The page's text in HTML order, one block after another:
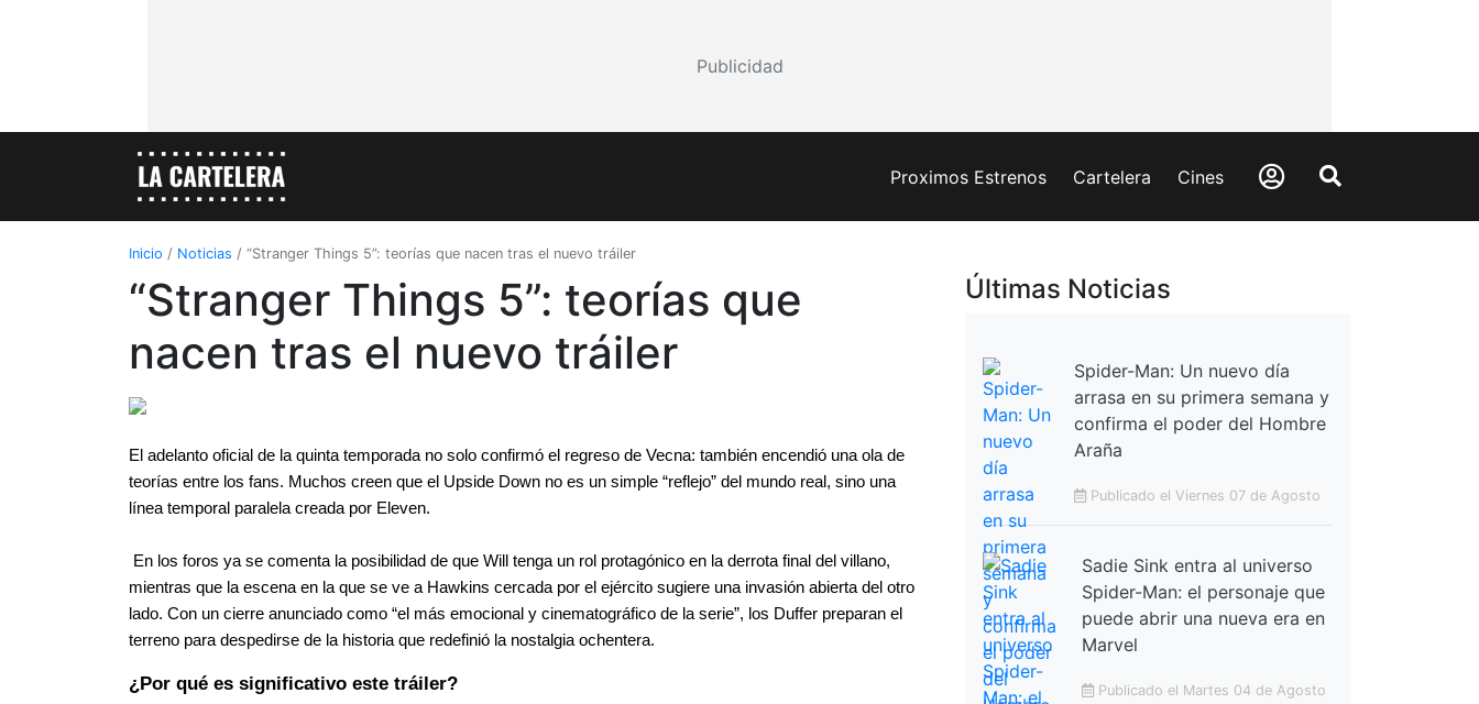
Publicidad
Proximos Estrenos Cartelera Cines
Inicio / Noticias / “Stranger Things 5”: teorías que nacen tras el nuevo tráiler
“Stranger Things 5”: teorías que
nacen tras el nuevo tráiler
El adelanto oficial de la quinta temporada no solo confirmó el regreso de Vecna: también encendió una ola de
teorías entre los fans. Muchos creen que el Upside Down no es un simple “reflejo” del mundo real, sino una
línea temporal paralela creada por Eleven.
mientras que la escena en la que se ve a Hawkins cercada por el ejército sugiere una invasión abierta del otro
lado. Con un cierre anunciado como “el más emocional y cinematográfico de la serie”, los Duffer preparan el
terreno para despedirse de la historia que redefinió la nostalgia ochentera.
¿Por qué es significativo este tráiler?
Últimas Noticias
Spider-Man: Un nuevo día
arrasa en su primera semana y
confirma el poder del Hombre
Araña
Publicado el Viernes 07 de Agosto
Sadie Sink entra al universo
Spider-Man: el personaje que
puede abrir una nueva era en
Marvel
Publicado el Martes 04 de Agosto